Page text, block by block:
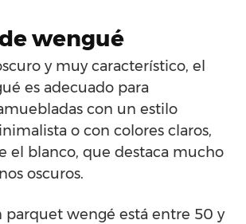
wengué
y muy característico, el
es adecuado para
con un estilo
o con colores claros,
el blanco, que destaca mucho
oscuros.
parquet wengé está entre 50 y